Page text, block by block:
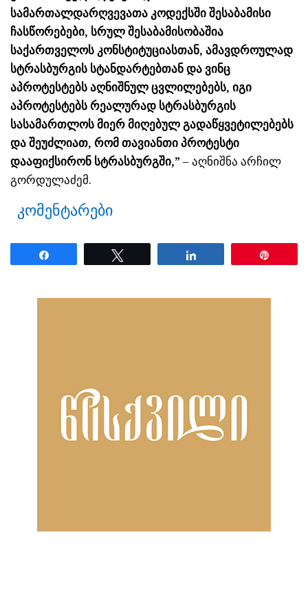
სამართალდარღვევათა კოდექსში შესაბამისი
ჩასწორებები, სრულ შესაბამისობაშია
საქართველოს კონსტიტუციასთან, ამავდროულად
სტრასბურგის სტანდარტებთან და ვინც
აპროტესტებს აღნიშნულ ცვლილებებს, იგი
აპროტესტებს რეალურად სტრასბურგის
სასამართლოს მიერ მიღებულ გადაწყვეტილებებს
და შეუძლიათ, რომ თავიანთი პროტესტი
დააფიქსირონ სტრასბურგში,” – აღნიშნა არჩილ
გორდულაძემ.
კომენტარები